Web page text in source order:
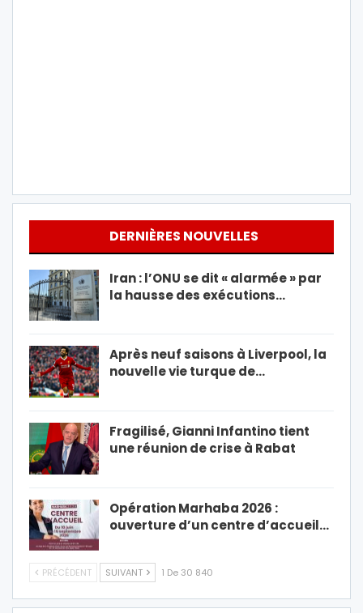
DERNIÈRES NOUVELLES
Iran : l’ONU se dit « alarmée » par
la hausse des exécutions…
Après neuf saisons à Liverpool, la
nouvelle vie turque de…
Fragilisé, Gianni Infantino tient
une réunion de crise à Rabat
Opération Marhaba 2026 :
ouverture d’un centre d’accueil…
PRÉCÉDENT SUIVANT 1 De 30 840